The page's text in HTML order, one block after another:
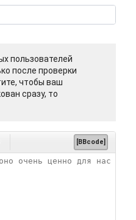
пользователей
после проверки
чтобы ваш
сразу, то
[BBcode]